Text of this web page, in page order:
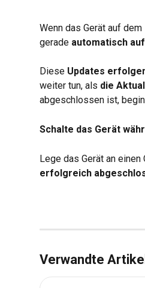
Wenn das Gerät auf
gerade automatisch
Diese Updates
weiter tun, als die
abgeschlossen ist,
Schalte das Gerät
Lege das Gerät an einen
erfolgreich
Verwandte Artikel